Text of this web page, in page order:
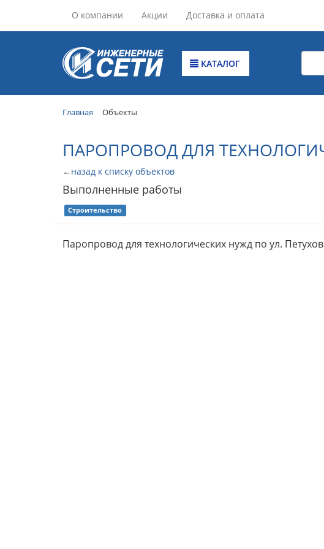
О компании Акции Доставка и оплата
КАТАЛОГ
Главная Объекты
ПАРОПРОВОД ДЛЯ
←назад к списку объектов
Выполненные работы
Строительство
Паропровод для технологических нужд по ул.